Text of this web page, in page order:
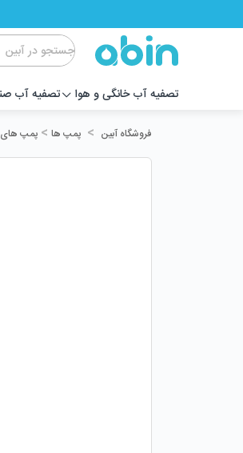
تصفیه آب خانگی و هوا تصفیه آب
فروشگاه آبین > پمپ ها > پمپ های